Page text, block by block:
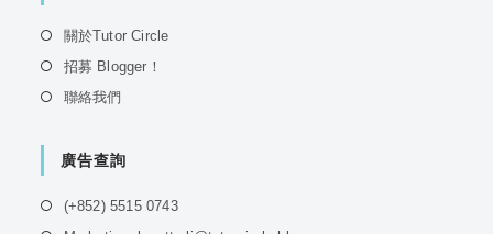
關於Tutor CircleOpens
招募 Blogger！
聯絡我們
new
廣告查詢
(+852) 5515 0743Opens